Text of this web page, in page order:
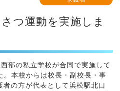
つ運動を実施しま
部の私立学校が合同で実施して
。本校からは校長・副校長・事
の方が代表として浜松駅北口